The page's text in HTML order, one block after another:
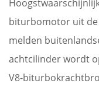
biturbomotor uit de
melden
achtcilinder wordt
V8-